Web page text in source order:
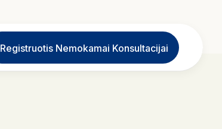
English
Registruotis Nemokamai Konsultacijai